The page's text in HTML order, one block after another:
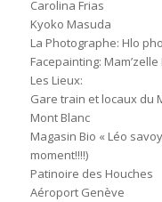
Carolina Frias
Kyoko Masuda
La Photographe: Hlo
Facepainting:
Les Lieux:
Gare train et locaux du
Mont Blanc
Magasin Bio « Léo
moment!!!!)
Patinoire des Houches
Aéroport Genève